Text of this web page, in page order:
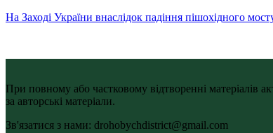
На Заході України внаслідок падіння пішохідного
При повному або частковому відтворенні матеріалів
за авторські матеріали.
Зв'язатися з нами: drohobychdistrict@gmail.com